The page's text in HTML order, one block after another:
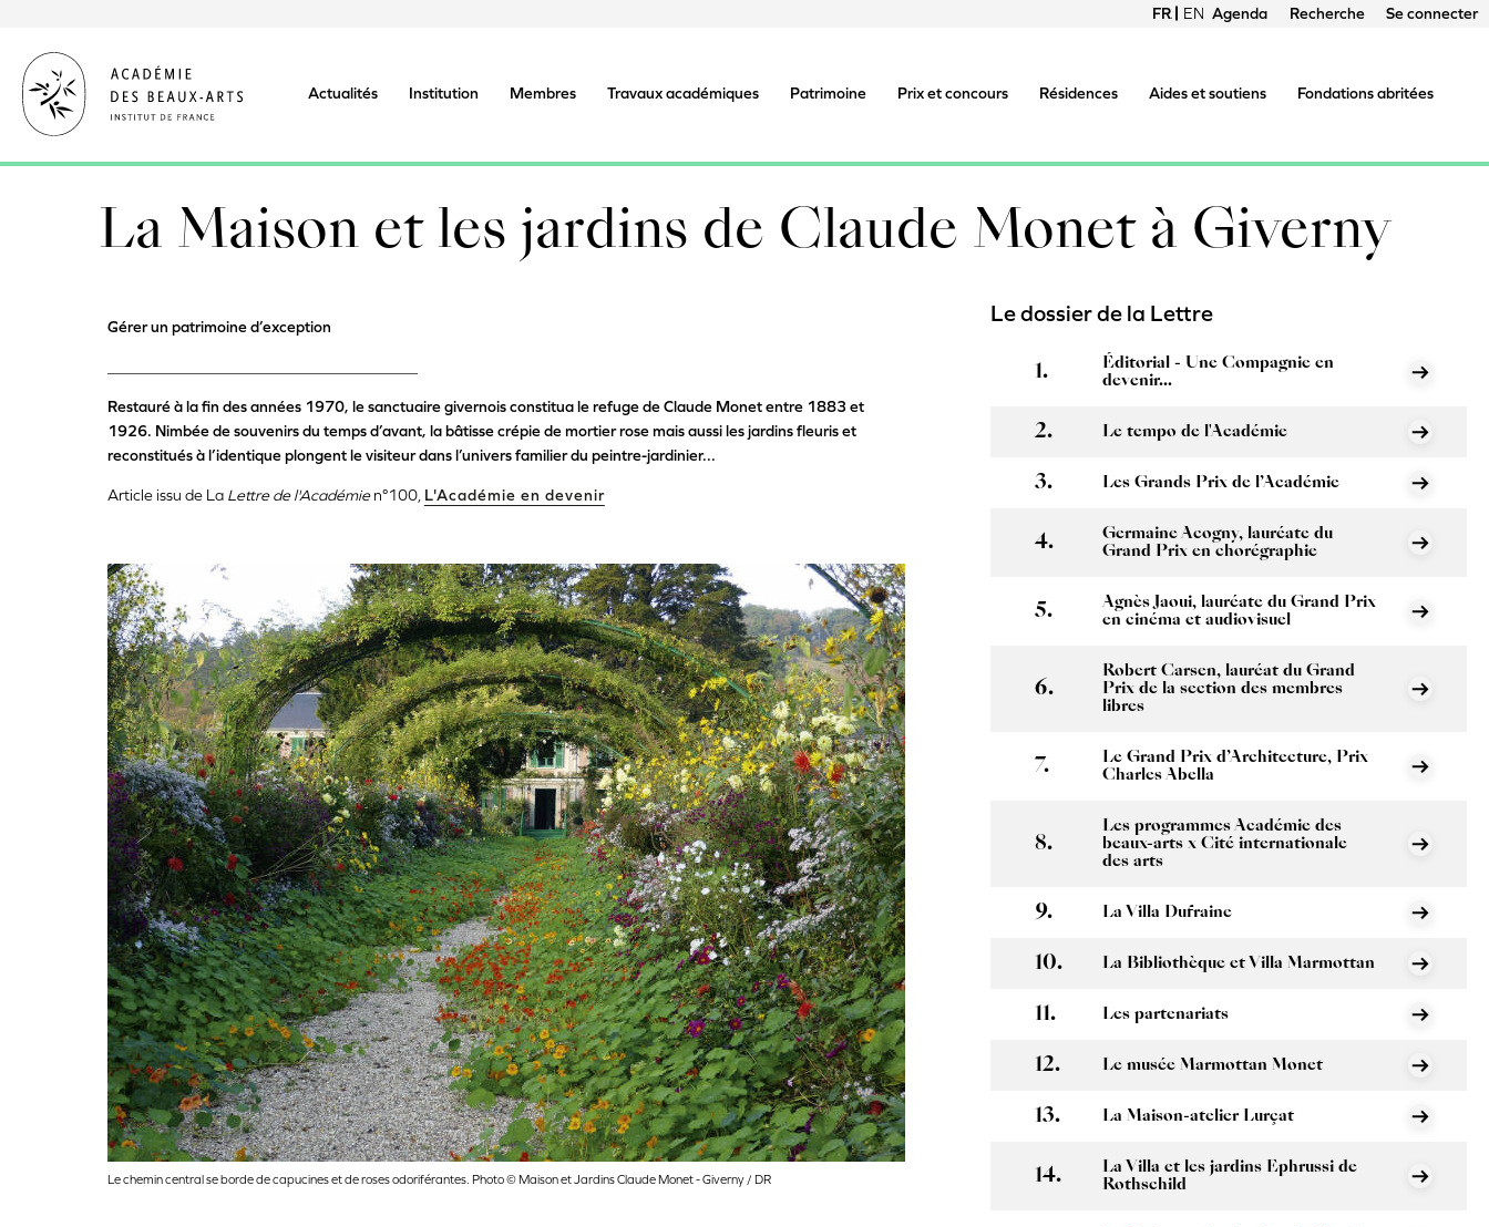
principal
FRANÇAIS
ENGLISH
du
compte
de
l'utilisateur
Agenda Recherche Se connecter
Actualités Institution Membres Travaux académiques Patrimoine Prix et concours Résidences Aides et soutiens Fondations abritées
La Maison et les jardins de Claude Monet à Giverny
Gérer un patrimoine d’exception
Restauré à la fin des années 1970, le sanctuaire givernois constitua le refuge de Claude Monet entre 1883 et
1926. Nimbée de souvenirs du temps d’avant, la bâtisse crépie de mortier rose mais aussi les jardins fleuris et
reconstitués à l’identique plongent le visiteur dans l’univers familier du peintre-jardinier...
Article issu de La Lettre de l'Académien°100, L'Académie en devenir
Le chemin central se borde de capucines et de roses odoriférantes. Photo © Maison et Jardins Claude Monet - Giverny / DR
Le dossier de la Lettre
Éditorial - Une Compagnie en
devenir...
Le tempo de l'Académie
Les Grands Prix de l’Académie
Germaine Acogny, lauréate du
Grand Prix en chorégraphie
Agnès Jaoui, lauréate du Grand Prix
en cinéma et audiovisuel
Robert Carsen, lauréat du Grand
Prix de la section des membres
libres
Le Grand Prix d’Architecture, Prix
Charles Abella
Les programmes Académie des
beaux-arts x Cité internationale
des arts
La Villa Dufraine
La Bibliothèque et Villa Marmottan
Les partenariats
Le musée Marmottan Monet
La Maison-atelier Lurçat
La Villa et les jardins Ephrussi de
Rothschild